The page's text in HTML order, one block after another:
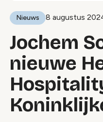
Nieuws 8 augustus
Jochem
nieuwe